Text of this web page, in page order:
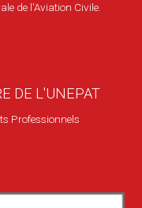
de l'Aviation Civile.
DE L'UNEPAT
Professionnels